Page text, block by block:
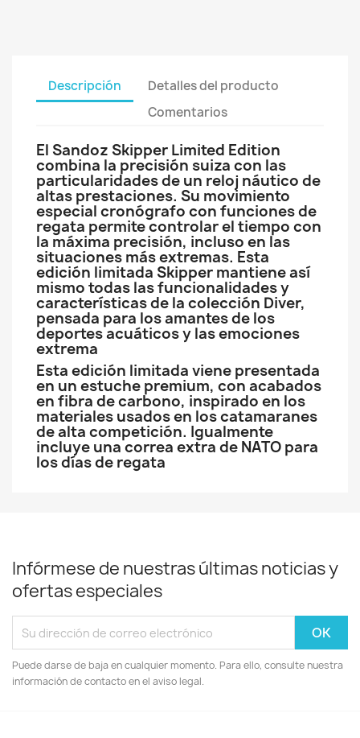
Descripción
Detalles del producto
Comentarios
El Sandoz Skipper Limited Edition
combina la precisión suiza con las
particularidades de un reloj náutico de
altas prestaciones. Su movimiento
especial cronógrafo con funciones de
regata permite controlar el tiempo con
la máxima precisión, incluso en las
situaciones más extremas. Esta
edición limitada Skipper mantiene así
mismo todas las funcionalidades y
características de la colección Diver,
pensada para los amantes de los
deportes acuáticos y las emociones
extrema
Esta edición limitada viene presentada
en un estuche premium, con acabados
en fibra de carbono, inspirado en los
materiales usados en los catamaranes
de alta competición. Igualmente
incluye una correa extra de NATO para
los días de regata
Infórmese de nuestras últimas noticias y
ofertas especiales
Puede darse de baja en cualquier momento. Para ello, consulte nuestra
información de contacto en el aviso legal.